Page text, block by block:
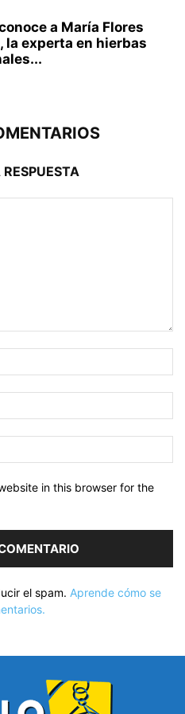
a María Flores
la experta en hierbas
in this browser for the
el spam. Aprende cómo se